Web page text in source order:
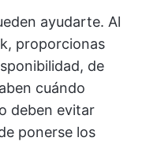
ayudarte. Al
proporcionas
de
cuándo
deben evitar
ponerse los